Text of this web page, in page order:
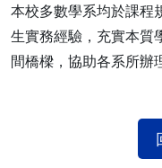
本校多數學系均於課程
生實務經驗，充實本質
間橋樑，協助各系所辦